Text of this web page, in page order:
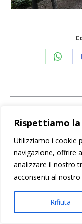
Rispettiamo
Utilizziamo i cookie
navigazione, offrire
analizzare il nostro
acconsenti al
Rifiuta
tra
post
Trova il look
Prima
utilizza Olio